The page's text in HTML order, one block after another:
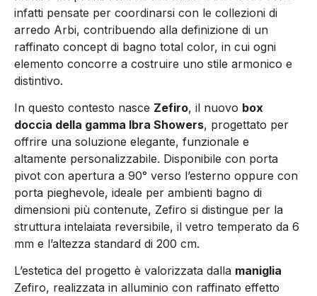
infatti pensate per coordinarsi con le collezioni di
arredo Arbi, contribuendo alla definizione di un
raffinato concept di bagno total color, in cui ogni
elemento concorre a costruire uno stile armonico e
distintivo.
In questo contesto nasce Zefiro, il nuovo box
doccia della gamma Ibra Showers, progettato per
offrire una soluzione elegante, funzionale e
altamente personalizzabile. Disponibile con porta
pivot con apertura a 90° verso l’esterno oppure con
porta pieghevole, ideale per ambienti bagno di
dimensioni più contenute, Zefiro si distingue per la
struttura intelaiata reversibile, il vetro temperato da 6
mm e l’altezza standard di 200 cm.
L’estetica del progetto è valorizzata dalla maniglia
Zefiro, realizzata in alluminio con raffinato effetto